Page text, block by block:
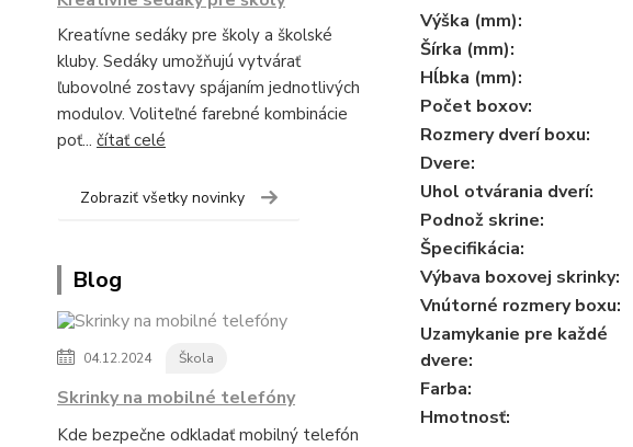
Kreatívne sedáky pre školy a školské
kluby. Sedáky umožňujú vytvárať
ľubovolné zostavy spájaním jednotlivých
modulov. Voliteľné farebné kombinácie
poť... čítať celé
Zobraziť všetky novinky
Blog
04.12.2024 Škola
Skrinky na mobilné telefóny
Kde bezpečne odkladať mobilný telefón
Výška (mm):
Šírka (mm):
Hĺbka (mm):
Počet boxov:
Rozmery dverí boxu:
Dvere:
Uhol otvárania dverí:
Podnož skrine:
Špecifikácia:
Výbava boxovej skrinky:
Vnútorné rozmery boxu:
Uzamykanie pre každé
dvere:
Farba:
Hmotnosť: